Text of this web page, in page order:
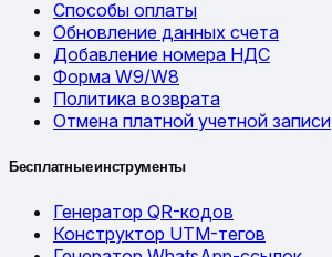
Способы оплаты
Обновление данных счета
Добавление номера НДС
Форма W9/W8
Политика возврата
Отмена платной учетной записи
Бесплатные инструменты
Генератор QR-кодов
Конструктор UTM-тегов